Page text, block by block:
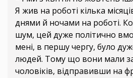
Я жив на роботі кілька
днями й ночами на роботі.
шум, цей дуже політично
мені, в першу чергу, було
людей. Тому що вони мали
чоловіків, відправивши на